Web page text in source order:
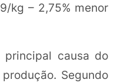
kg – 2,75% menor
causa do
Segundo